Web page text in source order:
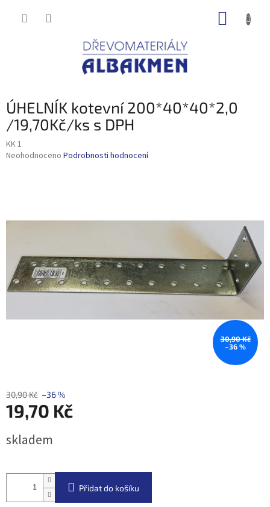
ÚHELNÍK kotevní 200*40*40*2,0
/19,70Kč/ks s DPH
KK 1
Průměrné
5
Neohodnoceno Podrobnosti hodnocení
30,90 Kč
–36 %
30,90 Kč –36 %
19,70 Kč
cena:
skladem
Přidat do košíku